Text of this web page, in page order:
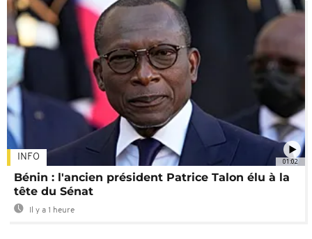
01:02
INFO
Bénin : l'ancien président Patrice Talon élu à la
tête du Sénat
Il y a 1 heure